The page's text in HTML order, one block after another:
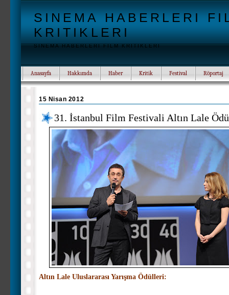
SINEMA HABERLERI
KRITIKLERI
SINEMA HABERLERI FILM KRITIKLERI
Anasayfa Hakkımda Haber Kritik Festival Röportaj
15 Nisan 2012
31. İstanbul Film Festivali Altın Lale
Altın Lale Uluslararası Yarışma Ödülleri: